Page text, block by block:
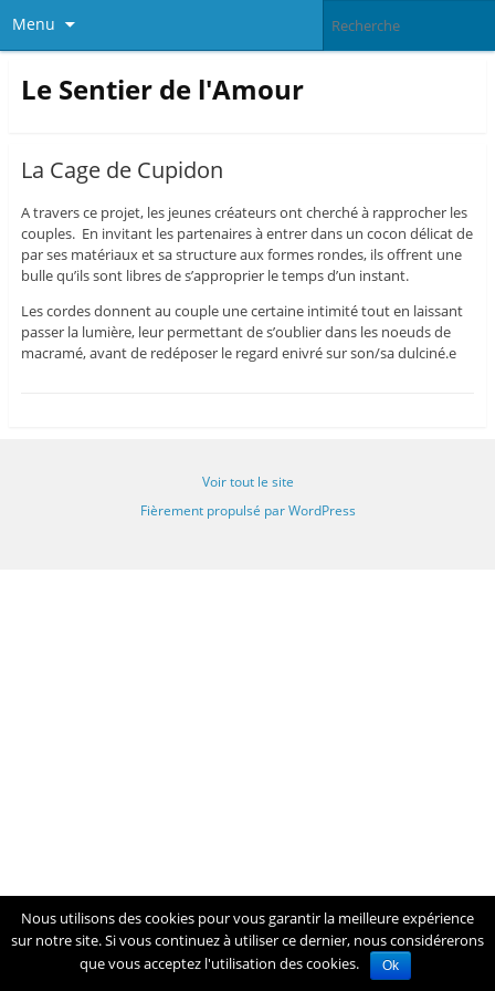
Menu
Le Sentier de l'Amour
La Cage de Cupidon
A travers ce projet, les jeunes créateurs ont cherché à rapprocher les
couples. En invitant les partenaires à entrer dans un cocon délicat de
par ses matériaux et sa structure aux formes rondes, ils offrent une
bulle qu’ils sont libres de s’approprier le temps d’un instant.
Les cordes donnent au couple une certaine intimité tout en laissant
passer la lumière, leur permettant de s’oublier dans les noeuds de
macramé, avant de redéposer le regard enivré sur son/sa dulciné.e
Voir tout le site
Fièrement propulsé par WordPress
Nous utilisons des cookies pour vous garantir la meilleure expérience
sur notre site. Si vous continuez à utiliser ce dernier, nous considérerons
que vous acceptez l'utilisation des cookies.
Ok